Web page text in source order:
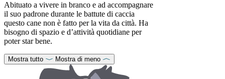
Abituato a vivere in branco e ad accompagnare
il suo padrone durante le battute di caccia
questo cane non è fatto per la vita da città. Ha
bisogno di spazio e d’attività quotidiane per
poter star bene.
Mostra tutto Mostra di meno